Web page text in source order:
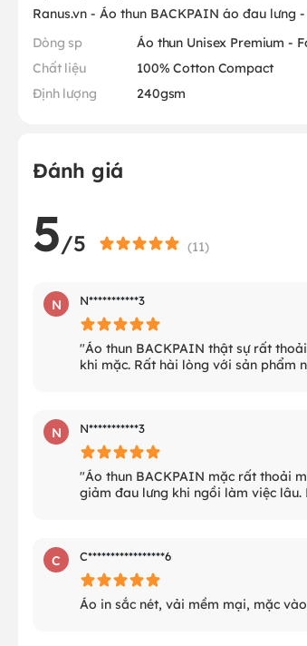
Ranus.vn - Áo thun BACKPAIN áo đau lưng
Dòng sp
Áo thun Unisex Premium -
Chất liệu
100% Cotton Compact
Định lượng
240gsm
Đánh giá
5/5 (11)
N N***********3
"Áo thun BACKPAIN thật sự rất
khi mặc. Rất hài lòng với sản phẩm
N N***********3
"Áo thun BACKPAIN mặc rất thoải
giảm đau lưng khi ngồi làm việc lâu.
C C*****************6
Áo in sắc nét, vải mềm mại, mặc